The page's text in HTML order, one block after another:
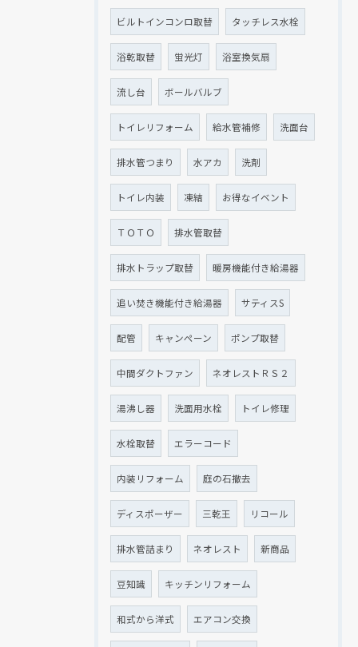
ビルトインコンロ取替 タッチレス水栓
浴乾取替 蛍光灯 浴室換気扇
流し台 ボールバルブ
トイレリフォーム 給水管補修 洗面台
排水管つまり 水アカ 洗剤
トイレ内装 凍結 お得なイベント
ＴＯＴＯ 排水管取替
排水トラップ取替 暖房機能付き給湯器
追い焚き機能付き給湯器 サティスS
配管 キャンペーン ポンプ取替
中間ダクトファン ネオレストＲＳ２
湯沸し器 洗面用水栓 トイレ修理
水栓取替 エラーコード
内装リフォーム 庭の石撤去
ディスポーザー 三乾王 リコール
排水管詰まり ネオレスト 新商品
豆知識 キッチンリフォーム
和式から洋式 エアコン交換